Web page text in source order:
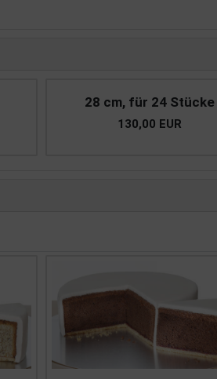
28 cm, für 24 Stücke
130,00 EUR